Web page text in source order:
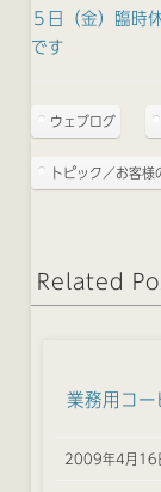
５日（金）臨時
です
ウェブログ
トピック／お客様
Related
業務用コ
2009年4月16